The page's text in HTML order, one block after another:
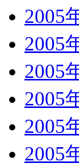
2005
2005
2005
2005
2005
2005